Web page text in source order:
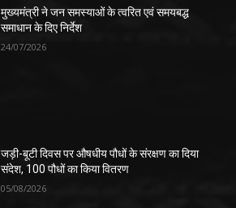
मुख्यमंत्री ने जन समस्याओं के त्वरित एवं समयबद्ध
समाधान के दिए निर्देश
24/07/2026
जड़ी-बूटी दिवस पर औषधीय पौधों के संरक्षण का दिया
संदेश, 100 पौधों का किया वितरण
05/08/2026